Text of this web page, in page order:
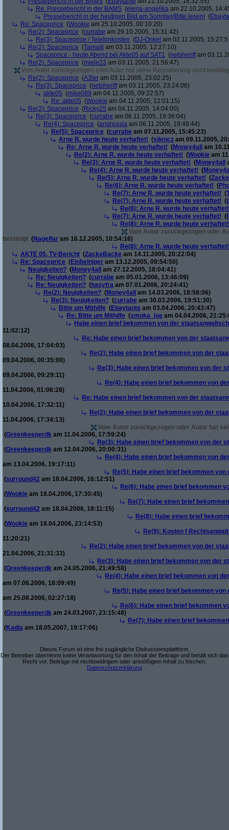
Re: Pressebericht in der BAMS (elena-angelika am 22.10.2005,
Pressebericht in der heutigen Bild am Sonntag!Bitte lesen! (
Re: Spaceprice (Wookie am 25.10.2005, 00:10:20)
Re(2): Spaceprice (currabe am 29.10.2005, 15:31:42)
Re(3): Spaceprice / Telefonkosten (DJ-Onkel am 02.11.2005,
Re(2): Spaceprice (Tamaiti am 03.11.2005, 12:27:10)
Spaceprice - heute Abend bei Akte05 auf SAT1 (netsheriffam
Re(2): Spaceprice (miele23 am 03.11.2005, 21:56:47)
Vom Autor zurückgezogen oder Autor hat seine Registrierung nicht
Re(2): Spaceprice (A3ler am 03.11.2005, 23:02:25)
Re(3): Spaceprice (netsheriffam 03.11.2005, 23:24:06)
akte05 (mike089 am 04.11.2005, 09:22:57)
Re: akte05 (Wookie am 04.11.2005, 12:01:15)
Re(2): Spaceprice (Ricky25 am 04.11.2005, 14:04:00)
Re(3): Spaceprice (currabe am 06.11.2005, 19:36:04)
Re(4): Spaceprice (andreasla am 06.11.2005, 19:49:44)
Re(5): Spaceprice (currabe am 07.11.2005, 15:45:23)
Arne R. wurde heute verhaftet! (silencz am 09.11.2005,
Re: Arne R. wurde heute verhaftet! (Money4all
am
Re(2): Arne R. wurde heute verhaftet! (Wookie am
Re(3): Arne R. wurde heute verhaftet! (Money4all
Re(4): Arne R. wurde heute verhaftet! (
Re(5): Arne R. wurde heute verhaftet! (
Re(6): Arne R. wurde heute verhaftet! (
Re(7): Arne R. wurde heute verhaftet! (
Re(7): Arne R. wurde heute verhaftet! (
Re(8): Arne R. wurde heute verhaftet!
Re(7): Arne R. wurde heute verhaftet! (
Re(8): Arne R. wurde heute verhaftet!
Vom Autor zurückgezogen oder
bestätigt (Nagelfar am 16.12.2005, 10:54:16)
Re(8): Arne R. wurde heute verhaftet!
AKTE 05, TV-Bericht (ZackeBacke am 14.11.2005, 20:22:04)
Re: Spaceprice (Einbeiniger am 13.12.2005, 09:54:50)
Neuigkeiten? (Money4all
am 27.12.2005, 18:04:41)
Re: Neuigkeiten? (currabe am 05.01.2006, 13:46:09)
Re: Neuigkeiten? (hasyfra am 07.01.2006, 20:24:41)
Re(2): Neuigkeiten? (Money4all
am 14.03.2006, 18:58:06)
Re(3): Neuigkeiten? (currabe am 30.03.2006, 19:51:30)
Bitte um Mithilfe (Ebaytante am 03.04.2006, 20:43:47)
Re: Bitte um Mithilfe (smoka_joe am 04.04.2006,
Habe einen brief bekommen von der
11:02:12)
Re: Habe einen brief bekommen von der
08.04.2006, 17:04:03)
Re(2): Habe einen brief bekommen von der
09.04.2006, 00:35:00)
Re(3): Habe einen brief bekommen von der
09.04.2006, 09:29:11)
Re(4): Habe einen brief bekommen von
11.04.2006, 01:06:28)
Re: Habe einen brief bekommen von der
10.04.2006, 17:32:11)
Re(2): Habe einen brief bekommen von der
11.04.2006, 17:34:13)
Vom Autor zurückgezogen oder Autor hat
(Greenkeeperdk am 11.04.2006, 17:59:24)
Re(3): Habe einen brief bekommen von der
(Greenkeeperdk am 12.04.2006, 20:00:31)
Re(4): Habe einen brief bekommen von
am 13.04.2006, 19:17:11)
Re(5): Habe einen brief bekommen
(surround42 am 18.04.2006, 16:12:51)
Re(6): Habe einen brief bekommen
(Wookie am 18.04.2006, 17:30:45)
Re(7): Habe einen brief
(surround42 am 18.04.2006, 18:11:15)
Re(8): Habe einen brief
(Wookie am 18.04.2006, 23:14:53)
Re(9): Kosten f
11:20:21)
Re(2): Habe einen brief bekommen von der
21.04.2006, 21:31:33)
Re(3): Habe einen brief bekommen von der
(Greenkeeperdk am 24.05.2006, 21:49:58)
Re(4): Habe einen brief bekommen von
am 07.06.2006, 18:09:49)
Re(5): Habe einen brief bekommen
am 25.08.2006, 02:27:18)
Re(6): Habe einen brief bekommen
(Greenkeeperdk am 24.03.2007, 23:15:48)
Re(7): Habe einen brief
(Kadia am 18.05.2007, 19:17:06)
Dieses Forum ist eine frei zugängliche Diskussionsplattform.
Der Betreiber übernimmt keine Verantwortung für den Inhalt der Beiträge und behält sich das
Recht vor, Beiträge mit rechtswidrigem oder anstößigem Inhalt zu löschen.
Datenschutzerklärung